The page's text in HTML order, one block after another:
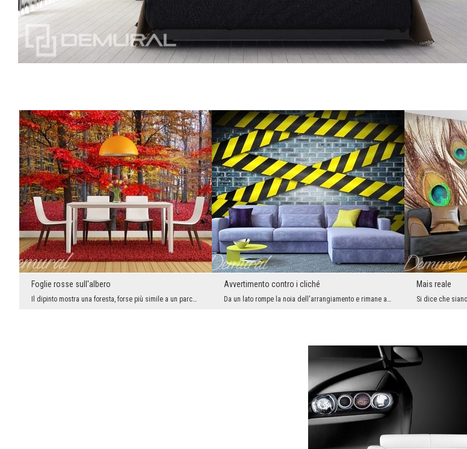
Foglie rosse sull'albero
Il dipinto mostra una foresta, forse più simile a un parco. Le passeggiate autunnali nel parco of...
Avvertimento contro i cliché
Da un lato rompe la noia dell'arrangiamento e rimane a lungo nella memoria dei nostri ospiti, dal...
Mais reale